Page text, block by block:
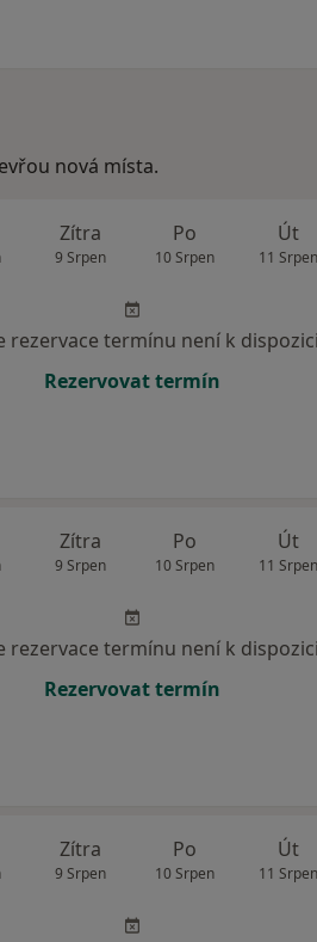
nová místa.
Zítra
9 Srpen
Po
10 Srpen
Út
11 Srpen
rezervace termínu není k dispozici
Rezervovat termín
Zítra
9 Srpen
Po
10 Srpen
Út
11 Srpen
rezervace termínu není k dispozici
Rezervovat termín
Zítra
9 Srpen
Po
10 Srpen
Út
11 Srpen